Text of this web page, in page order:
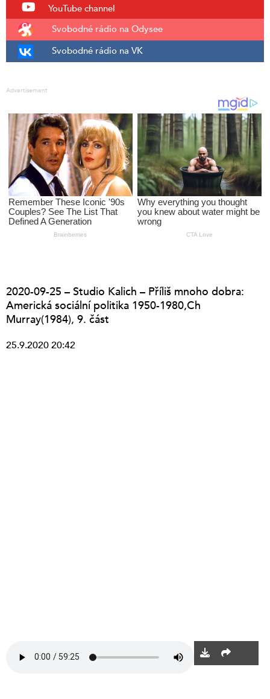
YouTube channel
Svobodné rádio na Odysee
Svobodné rádio na VK
Advertisement
2020-09-25 – Studio Kalich – Příliš mnoho dobra:
Americká sociální politika 1950-1980,Ch
Murray(1984), 9. část
25.9.2020 20:42